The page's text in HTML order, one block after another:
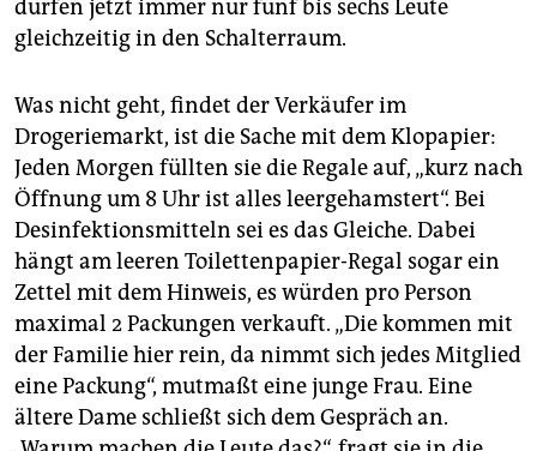
dürfen jetzt immer nur fünf bis sechs Leute
gleichzeitig in den Schalterraum.
Was nicht geht, findet der Verkäufer im
Drogeriemarkt, ist die Sache mit dem Klopapier:
Jeden Morgen füllten sie die Regale auf, „kurz nach
Öffnung um 8 Uhr ist alles leergehamstert“. Bei
Desinfektionsmitteln sei es das Gleiche. Dabei
hängt am leeren Toilettenpapier-Regal sogar ein
Zettel mit dem Hinweis, es würden pro Person
maximal 2 Packungen verkauft. „Die kommen mit
der Familie hier rein, da nimmt sich jedes Mitglied
eine Packung“, mutmaßt eine junge Frau. Eine
ältere Dame schließt sich dem Gespräch an.